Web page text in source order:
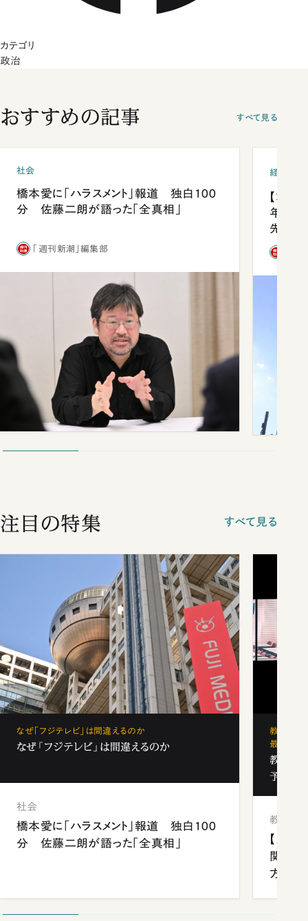
カテゴリ
政治
おすすめの記事 すべて見る
社会
橋本愛に「ハラスメント」報道 独白100
分 佐藤二朗が語った「全真相」
「週刊新潮」編集部
経済・ビ
【コン
年会は
先1位
注目の特集 すべて見る
なぜ「フジテレビ」は間違えるのか
なぜ「フジテレビ」は間違えるのか
社会
橋本愛に「ハラスメント」報道 独白100
分 佐藤二朗が語った「全真相」
教育の地
最新勢力
教育の
予備校
教育
【九州
関西
方